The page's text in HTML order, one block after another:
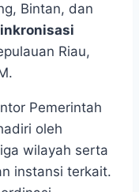
Bintan, dan
Riau,
Pemerintah
oleh
wilayah serta
instansi terkait.